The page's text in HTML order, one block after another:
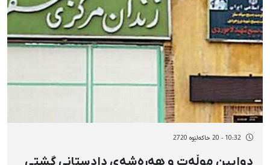
10:32 - 20 خاکەلێوه 2720